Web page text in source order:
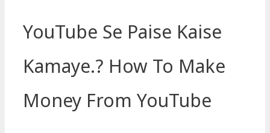
YouTube Se Paise Kaise
Kamaye.? How To Make
Money From YouTube